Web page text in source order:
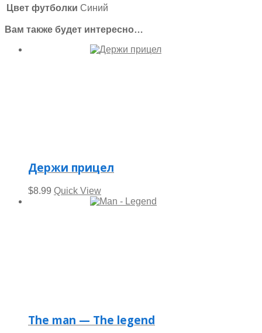
Цвет футболки Синий
Вам также будет интересно…
Держи прицел
$8.99 Quick View
The man — The legend